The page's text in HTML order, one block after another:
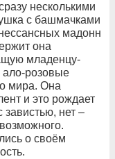
несколькими
с башмачками
мадонн
она
младенцу-
ало-розовые
мира. Она
и это рождает
нет –
о своём